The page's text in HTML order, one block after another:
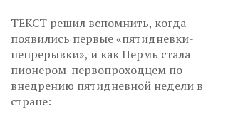
ТЕКСТ решил вспомнить, когда
появились первые «пятидневки-
непрерывки», и как Пермь стала
пионером-первопроходцем по
внедрению пятидневной недели в
стране: